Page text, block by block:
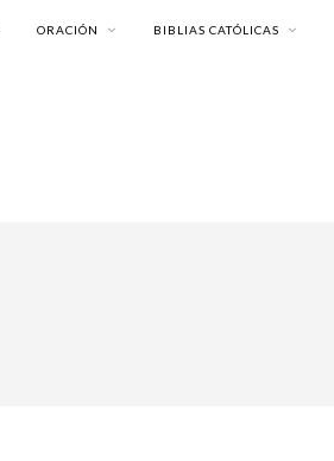
ORACIÓN BIBLIAS CATÓLICAS